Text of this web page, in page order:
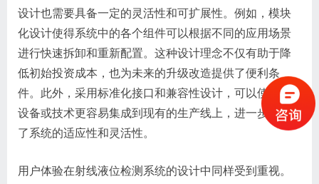
设计也需要具备一定的灵活性和可扩展性。例如，模块
化设计使得系统中的各个组件可以根据不同的应用场景
进行快速拆卸和重新配置。这种设计理念不仅有助于降
低初始投资成本，也为未来的升级改造提供了便利条
件。此外，采用标准化接口和兼容性设计，可以使新的
设备或技术更容易集成到现有的生产线上，进一步提升
了系统的适应性和灵活性。
用户体验在射线液位检测系统的设计中同样受到重视。